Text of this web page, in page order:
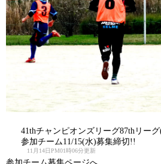
41thチャンピオンズリーグ87thリー
参加チーム11/15(水)募集締切!!
11月14日PM01時06分更新